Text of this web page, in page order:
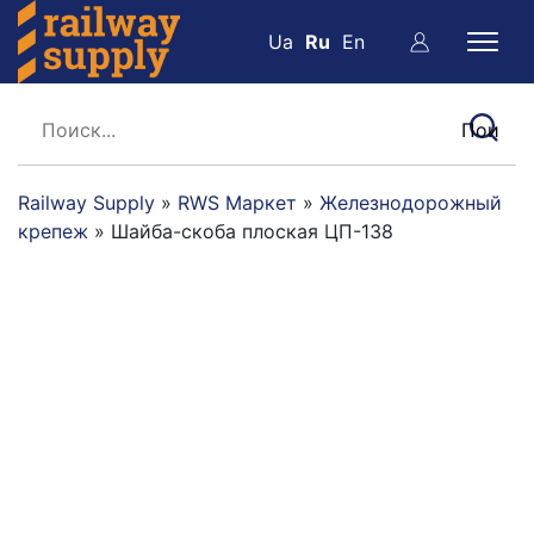
Ua Ru En
Railway Supply » RWS Маркет » Железнодорожный
крепеж » Шайба-скоба плоская ЦП-138